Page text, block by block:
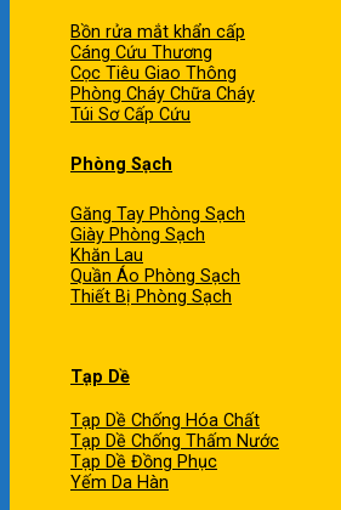
Bồn rửa mắt khẩn cấp
Cáng Cứu Thương
Cọc Tiêu Giao Thông
Phòng Cháy Chữa Cháy
Túi Sơ Cấp Cứu
Phòng Sạch
Găng Tay Phòng Sạch
Giày Phòng Sạch
Khăn Lau
Quần Áo Phòng Sạch
Thiết Bị Phòng Sạch
Tạp Dề
Tạp Dề Chống Hóa Chất
Tạp Dề Chống Thấm Nước
Tạp Dề Đồng Phục
Yếm Da Hàn